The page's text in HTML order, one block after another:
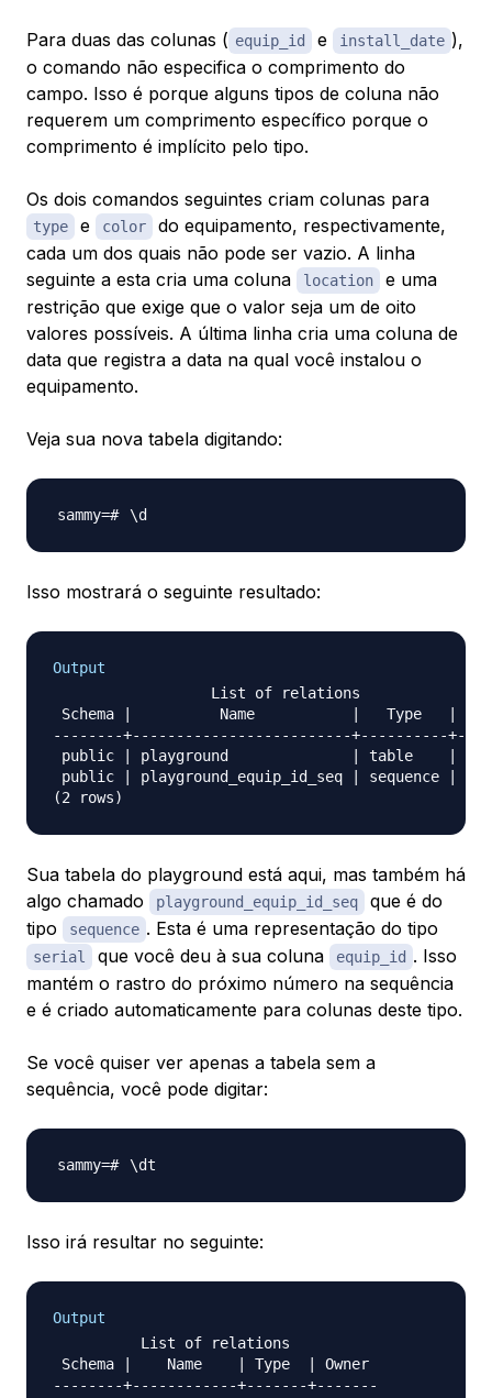
Para duas das colunas ( equip_id e install_date ),
o comando não especifica o comprimento do
campo. Isso é porque alguns tipos de coluna não
requerem um comprimento específico porque o
comprimento é implícito pelo tipo.
Os dois comandos seguintes criam colunas para
type e color
do equipamento, respectivamente,
cada um dos quais não pode ser vazio. A linha
seguinte a esta cria uma coluna
location
e uma
restrição que exige que o valor seja um de oito
valores possíveis. A última linha cria uma coluna de
data que registra a data na qual você instalou o
equipamento.
Veja sua nova tabela digitando:
\
Isso mostrará o seguinte resultado:
Output
                  List of relations
Schema |          Name           |   Type   |
--------+-------------------------+----------
public | playground              | table    |
public | playground_equip_id_seq | sequence |
Sua tabela do playground está aqui, mas também há
algo chamado
playground_equip_id_seq
que é do
tipo
sequence . Esta é uma representação do tipo
serial que você deu à sua coluna equip_id . Isso
mantém o rastro do próximo número na sequência
e é criado automaticamente para colunas deste tipo.
Se você quiser ver apenas a tabela sem a
sequência, você pode digitar:
\
Isso irá resultar no seguinte:
Output
          List of relations
Schema |    Name    | Type  | Owner
--------+------------+-------+-------